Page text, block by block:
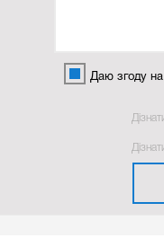
Даю згоду